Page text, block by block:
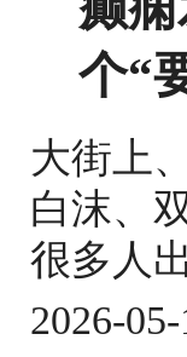
个“
大街上
白沫、
很多人
2026-